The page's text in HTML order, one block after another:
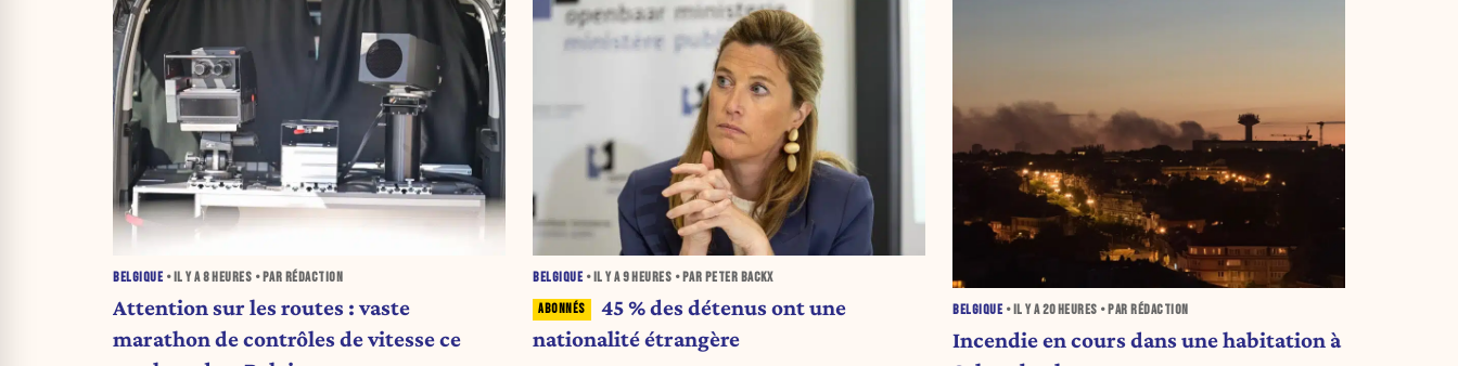
BELGIQUE • IL Y A8 HEURES • PAR RÉDACTION
Attention sur les routes : vaste
marathon de contrôles de vitesse ce
BELGIQUE • IL Y A9 HEURES • PAR PETER BACKX
45 % des détenus ont une
nationalité étrangère
BELGIQUE • IL Y A20 HEURES • PAR RÉDACTION
Incendie en cours dans une habitation à